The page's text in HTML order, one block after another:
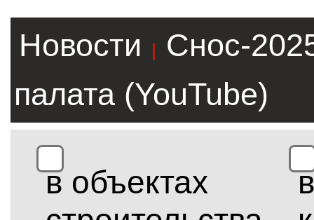
Новости |
Снос-
палата (YouTube)
в объектах
в